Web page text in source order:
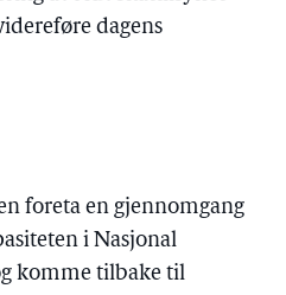
dagens
foreta en gjennomgang
i Nasjonal
komme tilbake til